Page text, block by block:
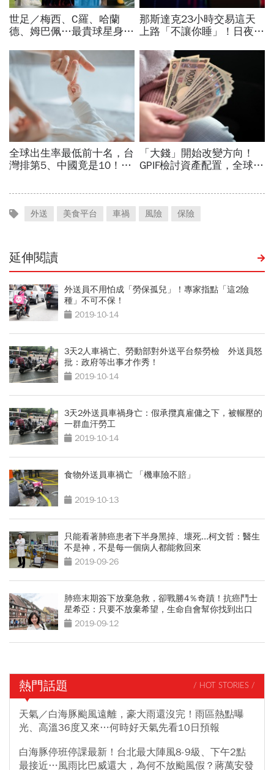
外送 美食平台 車禍 風險 保險
延伸閱讀
外送員不用怕成「勞保孤兒」！專家指點「這2險
種」不可不保！
2019-10-14
3天2人車禍亡、勞動部對外送平台祭勞檢 外送員怒
批：政府等出事才作秀！
2019-10-14
3天2外送員車禍身亡：假承攬真雇傭之下，被輾壓的
一群血汗勞工
2019-10-14
食物外送員車禍亡 「機車險不賠」
2019-10-13
只能看著肺癌患者下半身黑掉、壞死...柯文哲：醫生
不是神，不是每一個病人都能救回來
2019-09-26
肺癌末期簽下放棄急救，卻戰勝4％奇蹟！抗癌鬥士
星希亞：只要不放棄希望，生命自會幫你找到出口
2019-09-12
熱門話題 / HOT STORIES /
天氣／白海豚颱風遠離，豪大雨還沒完！雨區熱點曝
光、高溫36度又來…何時好天氣先看10日預報
白海豚停班停課最新！台北最大陣風8-9級、下午2點
最接近…風雨比巴威還大，為何不放颱風假？蔣萬安發